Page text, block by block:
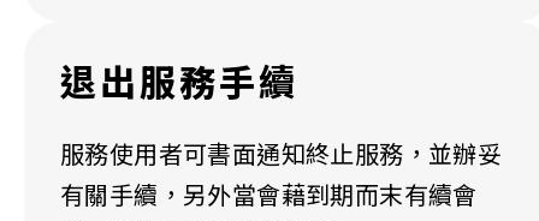
退出服務手續
服務使用者可書面通知終止服務，並辦妥
有關手續，另外當會藉到期而末有續會